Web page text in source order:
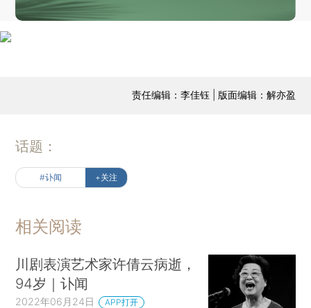
责任编辑：李佳钰 | 版面编辑：解亦盈
话题：
#讣闻 +关注
相关阅读
川剧表演艺术家许倩云病逝，
94岁｜讣闻
2022年06月24日 APP打开